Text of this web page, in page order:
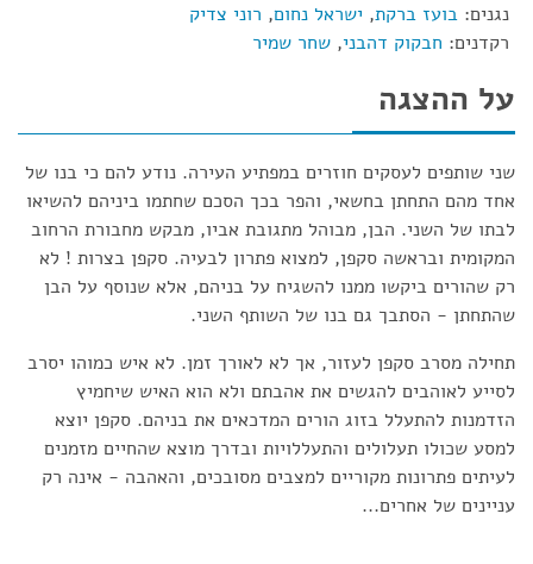
נגנים: בועז ברקת, ישראל נחום, רוני צדיק
רקדנים: חבקוק דהבני, שחר שמיר
על ההצגה
שני שותפים לעסקים חוזרים במפתיע העירה. נודע להם כי בנו של
אחד מהם התחתן בחשאי, והפר בכך הסכם שחתמו ביניהם להשיאו
לבתו של השני. הבן, מבוהל מתגובת אביו, מבקש מחבורת הרחוב
המקומית ובראשה סקפן, למצוא פתרון לבעיה. סקפן בצרות ! לא
רק שהורים ביקשו ממנו להשגיח על בניהם, אלא שנוסף על הבן
שהתחתן - הסתבך גם בנו של השותף השני.
תחילה מסרב סקפן לעזור, אך לא לאורך זמן. לא איש כמוהו יסרב
לסייע לאוהבים להגשים את אהבתם ולא הוא האיש שיחמיץ
הזדמנות להתעלל בזוג הורים המדכאים את בניהם. סקפן יוצא
למסע שכולו תעלולים והתעללויות ובדרך מוצא שהחיים מזמנים
לעיתים פתרונות מקוריים למצבים מסובכים, והאהבה - אינה רק
עניינים של אחרים...